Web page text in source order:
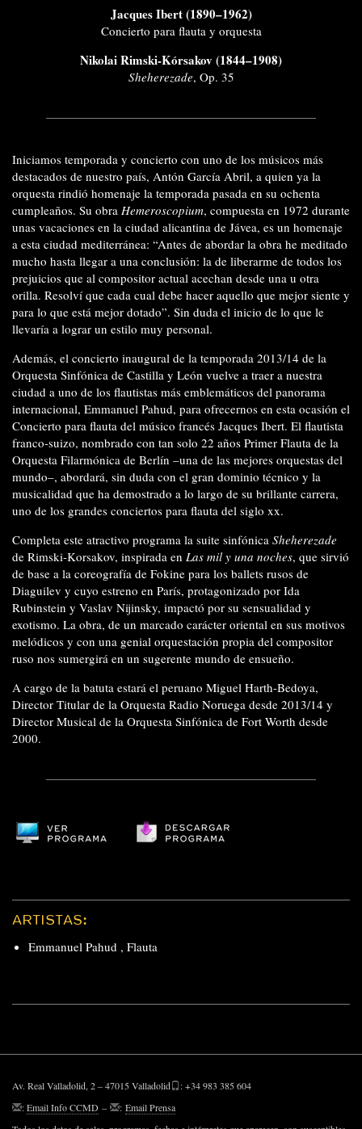
Jacques Ibert (1890–1962)
Concierto para flauta y orquesta
Nikolai Rimski-Kórsakov (1844–1908)
Sheherezade, Op. 35
Iniciamos temporada y concierto con uno de los músicos más
destacados de nuestro país, Antón García Abril, a quien ya la
orquesta rindió homenaje la temporada pasada en su ochenta
cumpleaños. Su obra Hemeroscopium, compuesta en 1972 durante
unas vacaciones en la ciudad alicantina de Jávea, es un homenaje
a esta ciudad mediterránea: “Antes de abordar la obra he meditado
mucho hasta llegar a una conclusión: la de liberarme de todos los
prejuicios que al compositor actual acechan desde una u otra
orilla. Resolví que cada cual debe hacer aquello que mejor siente y
para lo que está mejor dotado”. Sin duda el inicio de lo que le
llevaría a lograr un estilo muy personal.
Además, el concierto inaugural de la temporada 2013/14 de la
Orquesta Sinfónica de Castilla y León vuelve a traer a nuestra
ciudad a uno de los flautistas más emblemáticos del panorama
internacional, Emmanuel Pahud, para ofrecernos en esta ocasión el
Concierto para flauta del músico francés Jacques Ibert. El flautista
franco-suizo, nombrado con tan solo 22 años Primer Flauta de la
Orquesta Filarmónica de Berlín –una de las mejores orquestas del
mundo–, abordará, sin duda con el gran dominio técnico y la
musicalidad que ha demostrado a lo largo de su brillante carrera,
uno de los grandes conciertos para flauta del siglo xx.
Completa este atractivo programa la suite sinfónica Sheherezade
de Rimski-Korsakov, inspirada en Las mil y una noches, que sirvió
de base a la coreografía de Fokine para los ballets rusos de
Diaguilev y cuyo estreno en París, protagonizado por Ida
Rubinstein y Vaslav Nijinsky, impactó por su sensualidad y
exotismo. La obra, de un marcado carácter oriental en sus motivos
melódicos y con una genial orquestación propia del compositor
ruso nos sumergirá en un sugerente mundo de ensueño.
A cargo de la batuta estará el peruano Miguel Harth-Bedoya,
Director Titular de la Orquesta Radio Noruega desde 2013/14 y
Director Musical de la Orquesta Sinfónica de Fort Worth desde
2000.
ARTISTAS:
Emmanuel Pahud , Flauta
Av. Real Valladolid, 2 – 47015 Valladolid
: +34 983 385 604
:Email Info CCMD – : Email Prensa